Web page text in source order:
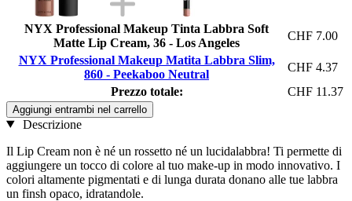
NYX Professional Makeup Tinta Labbra Soft
Matte Lip Cream, 36 - Los Angeles
CHF 7.00
NYX Professional Makeup Matita Labbra Slim,
860 - Peekaboo Neutral
CHF 4.37
Prezzo totale:
CHF 11.37
Aggiungi entrambi nel carrello
Descrizione
Il Lip Cream non è né un rossetto né un lucidalabbra! Ti permette di
aggiungere un tocco di colore al tuo make-up in modo innovativo. I
colori altamente pigmentati e di lunga durata donano alle tue labbra
un finsh opaco, idratandole.